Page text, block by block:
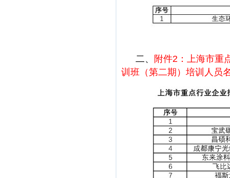
二、
附件2：上海市重
训班（第二期）培训人员